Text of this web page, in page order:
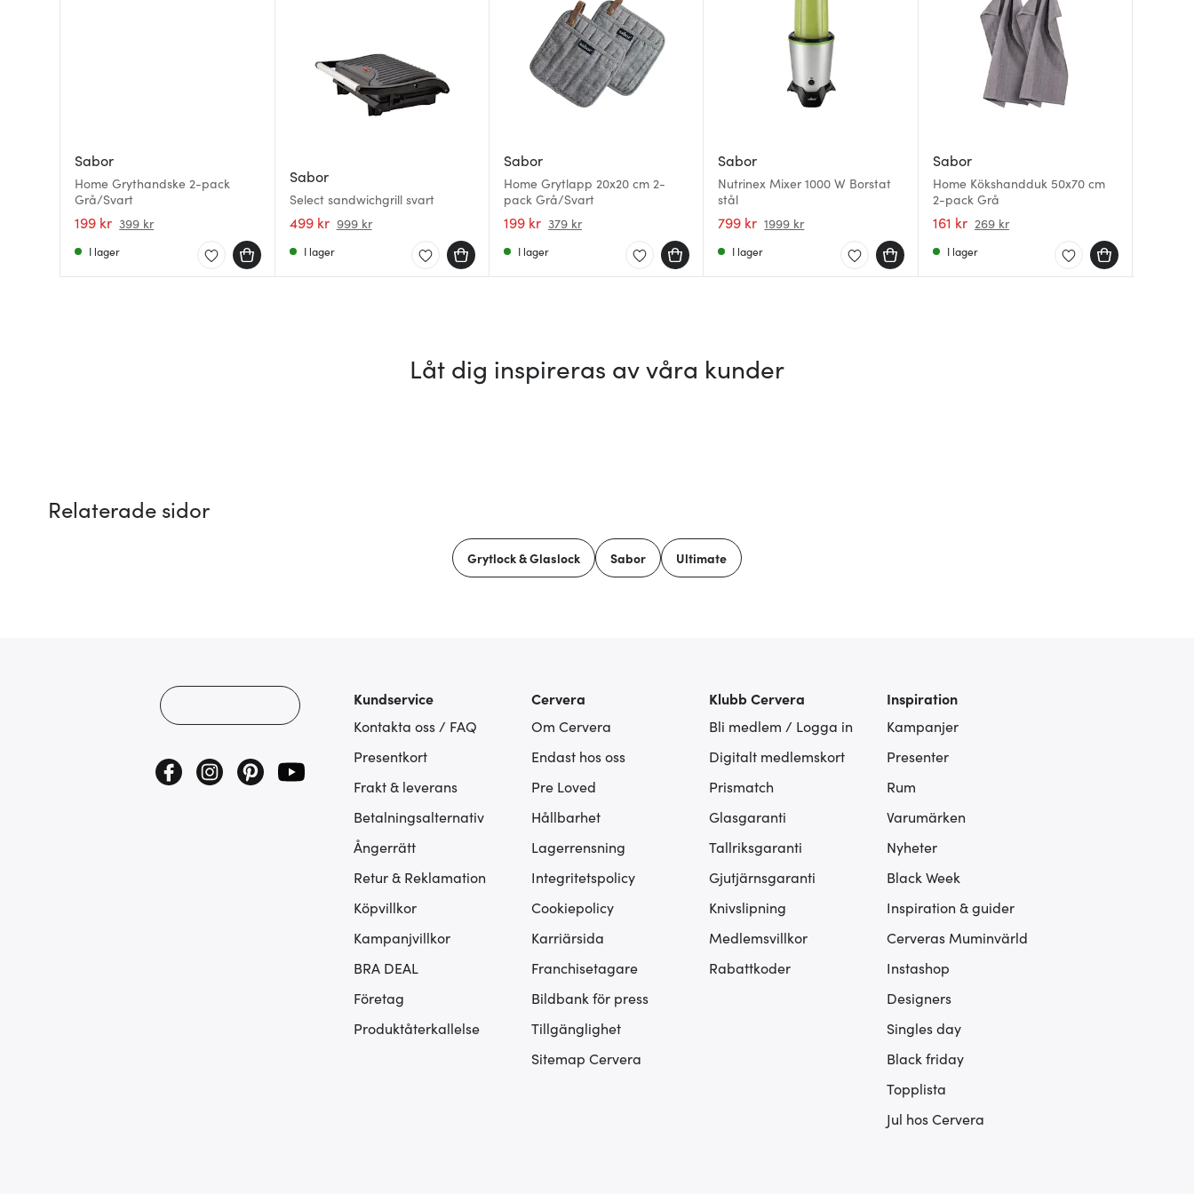
Sabor
Home Grythandske 2-pack
Grå/Svart
199 kr 399 kr
I lager
Sabor
Select sandwichgrill svart
499 kr 999 kr
I lager
Sabor
Home Grytlapp 20x20 cm 2-
pack Grå/Svart
199 kr 379 kr
I lager
Sabor
Nutrinex Mixer 1000 W Borstat
stål
799 kr 1999 kr
I lager
Sabor
Home Kökshandduk 50x70 cm
2-pack Grå
161 kr 269 kr
I lager
Låt dig inspireras av våra kunder
Relaterade sidor
Grytlock & Glaslock Sabor Ultimate
Kundservice
Kontakta oss / FAQ
Presentkort
Frakt & leverans
Betalningsalternativ
Ångerrätt
Retur & Reklamation
Köpvillkor
Kampanjvillkor
BRA DEAL
Företag
Produktåterkallelse
Cervera
Om Cervera
Endast hos oss
Pre Loved
Hållbarhet
Lagerrensning
Integritetspolicy
Cookiepolicy
Karriärsida
Franchisetagare
Bildbank för press
Tillgänglighet
Sitemap Cervera
Klubb Cervera
Bli medlem / Logga in
Digitalt medlemskort
Prismatch
Glasgaranti
Tallriksgaranti
Gjutjärnsgaranti
Knivslipning
Medlemsvillkor
Rabattkoder
Inspiration
Kampanjer
Presenter
Rum
Varumärken
Nyheter
Black Week
Inspiration & guider
Cerveras Muminvärld
Instashop
Designers
Singles day
Black friday
Topplista
Jul hos Cervera